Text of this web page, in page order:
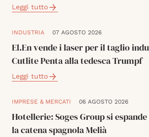
Leggi tutto
INDUSTRIA 07 AGOSTO 2026
El.En vende i laser per il taglio
Cutlite Penta alla tedesca Trumpf
Leggi tutto
IMPRESE & MERCATI 06 AGOSTO 2026
Hotellerie: Soges Group si
la catena spagnola Melià